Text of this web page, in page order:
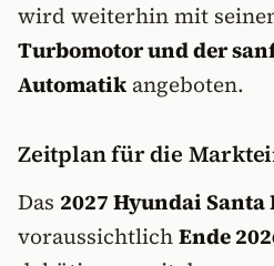
wird weiterhin mit
Turbomotor und der
Automatik angeboten.
Zeitplan für die
Das 2027 Hyundai Santa
voraussichtlichEnde